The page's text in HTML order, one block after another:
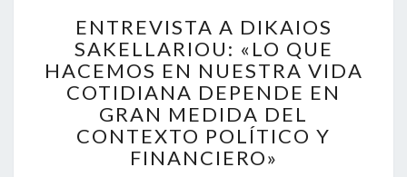
A
DIKAIOS
SAKELLARIOU:
«LO
QUE
HACEMOS
EN
NUESTRA
ENTREVISTA A DIKAIOS
SAKELLARIOU: «LO QUE
HACEMOS EN NUESTRA VIDA
COTIDIANA DEPENDE EN
GRAN MEDIDA DEL
CONTEXTO POLÍTICO Y
FINANCIERO»